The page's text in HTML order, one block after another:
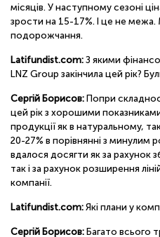
місяців. У наступному сезоні
зрости на 15-17%. І це не межа.
подорожчання.
Latifundist.com:З якими
LNZ Group закінчила цей рік?
Сергій Борисов:Попри
цей рік з хорошими
продукції як в натуральному,
20-27% в порівнянні з минулим
вдалося досягти як за рахунок
так і за рахунок розширення
компанії.
Latifundist.com:Які плани у
Сергій Борисов:Багато всього